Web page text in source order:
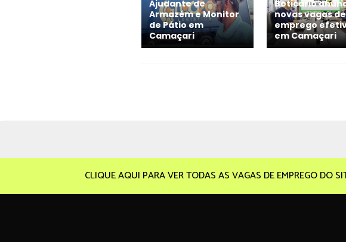
Ajudante de
Armazém e Monitor
de Pátio em
Camaçari
Boticário
novas vagas de
emprego
em Camaçari
CLIQUE AQUI PARA VER TODAS AS VAGAS DE EMPREGO DO